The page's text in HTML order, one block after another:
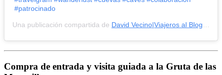
#patrocinado
Una publicación compartida de David Vecino|Viajeros al Blog
Compra de entrada y visita guiada a la Gruta de las